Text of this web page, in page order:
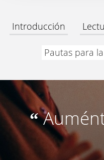
Introducción
Pautas para
“